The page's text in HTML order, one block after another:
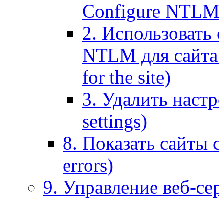
Configure
2.
NTLM для
for the site)
3. Удалить
settings)
8. Показать
errors)
9. Управление веб-